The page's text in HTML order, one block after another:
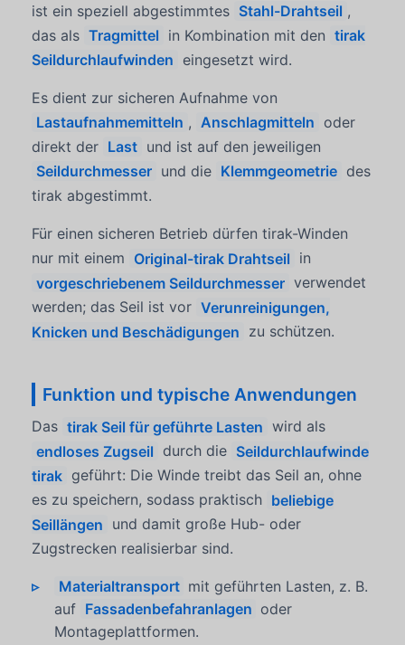
ist ein speziell abgestimmtes Stahl-Drahtseil ,
das als Tragmittel in Kombination mit den tirak
Seildurchlaufwinden eingesetzt wird.
Es dient zur sicheren Aufnahme von
Lastaufnahmemitteln , Anschlagmitteln oder
direkt der Last und ist auf den jeweiligen
Seildurchmesser und die Klemmgeometrie des
tirak abgestimmt.
Für einen sicheren Betrieb dürfen tirak-Winden
nur mit einem Original-tirak Drahtseil in
vorgeschriebenem Seildurchmesser verwendet
werden; das Seil ist vor Verunreinigungen,
Knicken und Beschädigungen zu schützen.
Funktion und typische Anwendungen
Das tirak Seil für geführte Lasten wird als
endloses Zugseil durch die Seildurchlaufwinde
tirak geführt: Die Winde treibt das Seil an, ohne
es zu speichern, sodass praktisch beliebige
Seillängen und damit große Hub- oder
Zugstrecken realisierbar sind.
Materialtransport mit geführten Lasten, z. B.
auf Fassadenbefahranlagen oder
Montageplattformen.